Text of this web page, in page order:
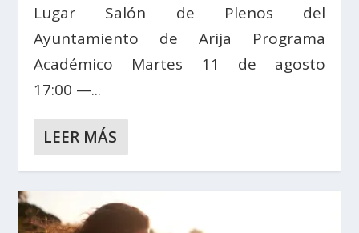
Lugar Salón de Plenos del
Ayuntamiento de Arija Programa
Académico Martes 11 de agosto
17:00 —...
LEER MÁS